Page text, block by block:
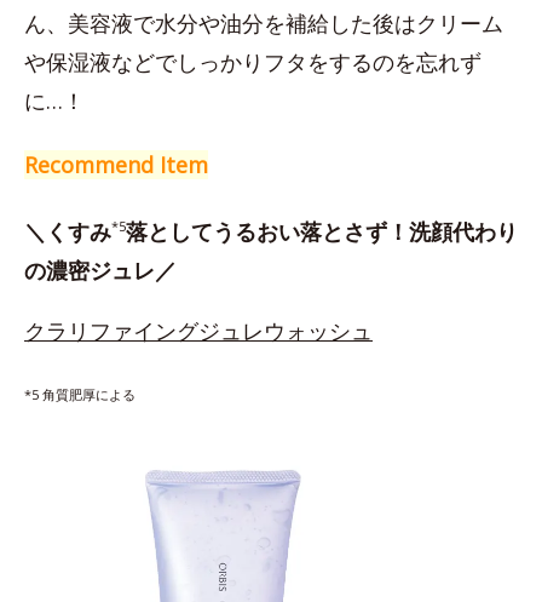
ん、美容液で水分や油分を補給した後はクリーム
や保湿液などでしっかりフタをするのを忘れず
に…！
Recommend Item
＼くすみ*5落としてうるおい落とさず！洗顔代わり
の濃密ジュレ／
クラリファイングジュレウォッシュ
*5 角質肥厚による